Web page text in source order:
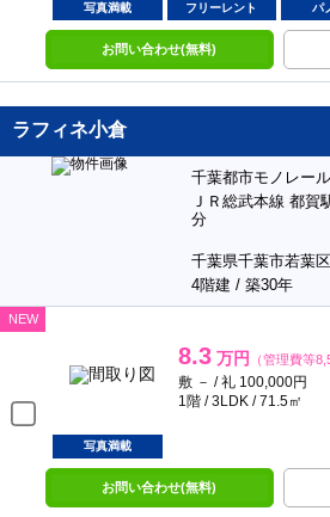
写真満載 フリーレント パ
お問い合わせ(無料)
ラフィネ小倉
千葉都市モノレー
ＪＲ総武本線 都賀
分
千葉県千葉市若葉
4階建 / 築30年
NEW
8.3 万円 （管理費等
敷 － / 礼 100,000円
1階 / 3LDK / 71.5㎡
写真満載
お問い合わせ(無料)